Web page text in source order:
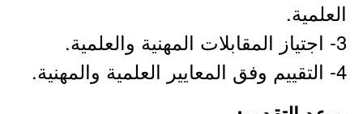
العلمية.
3- اجتياز المقابلات المهنية والعلمية.
4- التقييم وفق المعايير العلمية والمهنية.